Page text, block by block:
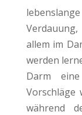
allem im
werden
Darm
Vorschläge
während